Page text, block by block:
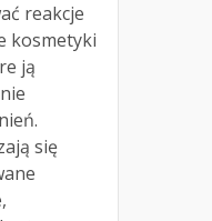
reakcje
kosmetyki
ją
się